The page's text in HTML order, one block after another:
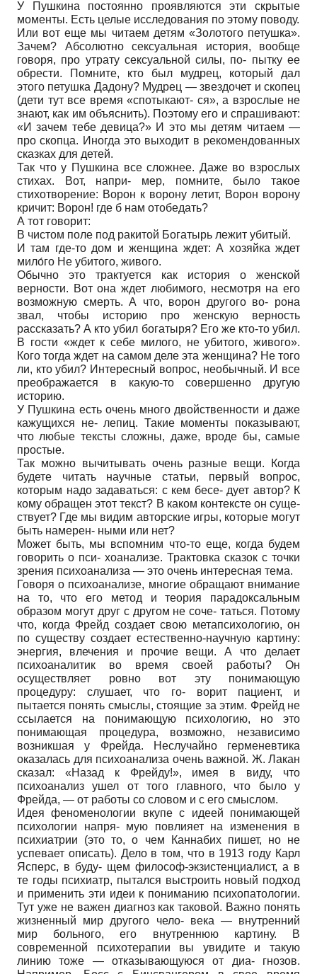
У Пушкина постоянно проявляются эти скрытые
моменты. Есть целые исследования по этому поводу.
Или вот еще мы читаем детям «Золотого петушка».
Зачем? Абсолютно сексуальная история, вообще
говоря, про утрату сексуальной силы, по- пытку ее
обрести. Помните, кто был мудрец, который дал
этого петушка Дадону? Мудрец — звездочет и скопец
(дети тут все время «спотыкают- ся», а взрослые не
знают, как им объяснить). Поэтому его и спрашивают:
«И зачем тебе девица?» И это мы детям читаем —
про скопца. Иногда это выходит в рекомендованных
сказках для детей.
Так что у Пушкина все сложнее. Даже во взрослых
стихах. Вот, напри- мер, помните, было такое
стихотворение: Ворон к ворону летит, Ворон ворону
кричит: Ворон! где б нам отобедать?
А тот говорит:
В чистом поле под ракитой Богатырь лежит убитый.
И там где-то дом и женщина ждет: А хозяйка ждет
мило́го Не убитого, живого.
Обычно это трактуется как история о женской
верности. Вот она ждет любимого, несмотря на его
возможную смерть. А что, ворон другого во- рона
звал, чтобы историю про женскую верность
рассказать? А кто убил богатыря? Его же кто-то убил.
В гости «ждет к себе милого, не убитого, живого».
Кого тогда ждет на самом деле эта женщина? Не того
ли, кто убил? Интересный вопрос, необычный. И все
преображается в какую-то совершенно другую
историю.
У Пушкина есть очень много двойственности и даже
кажущихся не- лепиц. Такие моменты показывают,
что любые тексты сложны, даже, вроде бы, самые
простые.
Так можно вычитывать очень разные вещи. Когда
будете читать научные статьи, первый вопрос,
которым надо задаваться: с кем бесе- дует автор? К
кому обращен этот текст? В каком контексте он суще-
ствует? Где мы видим авторские игры, которые могут
быть намерен- ными или нет?
Может быть, мы вспомним что-то еще, когда будем
говорить о пси- хоанализе. Трактовка сказок с точки
зрения психоанализа — это очень интересная тема.
Говоря о психоанализе, многие обращают внимание
на то, что его метод и теория парадоксальным
образом могут друг с другом не соче- таться. Потому
что, когда Фрейд создает свою метапсихологию, он
по существу создает естественно-научную картину:
энергия, влечения и прочие вещи. А что делает
психоаналитик во время своей работы? Он
осуществляет ровно вот эту понимающую
процедуру: слушает, что го- ворит пациент, и
пытается понять смыслы, стоящие за этим. Фрейд не
ссылается на понимающую психологию, но это
понимающая процедура, возможно, независимо
возникшая у Фрейда. Неслучайно герменевтика
оказалась для психоанализа очень важной. Ж. Лакан
сказал: «Назад к Фрейду!», имея в виду, что
психоанализ ушел от того главного, что было у
Фрейда, — от работы со словом и с его смыслом.
Идея феноменологии вкупе с идеей понимающей
психологии напря- мую повлияет на изменения в
психиатрии (это то, о чем Каннабих пишет, но не
успевает описать). Дело в том, что в 1913 году Карл
Ясперс, в буду- щем философ-экзистенциалист, а в
те годы психиатр, пытался выстроить новый подход
и применить эти идеи к пониманию психопатологии.
Тут уже не важен диагноз как таковой. Важно понять
жизненный мир другого чело- века — внутренний
мир больного, его внутреннюю картину. В
современной психотерапии вы увидите и такую
линию тоже — отказывающуюся от диа- гнозов.